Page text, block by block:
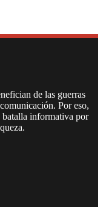
de las guerras
Por eso,
informativa por